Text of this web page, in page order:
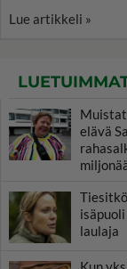
Lue artikkeli »
elävä
laulaja